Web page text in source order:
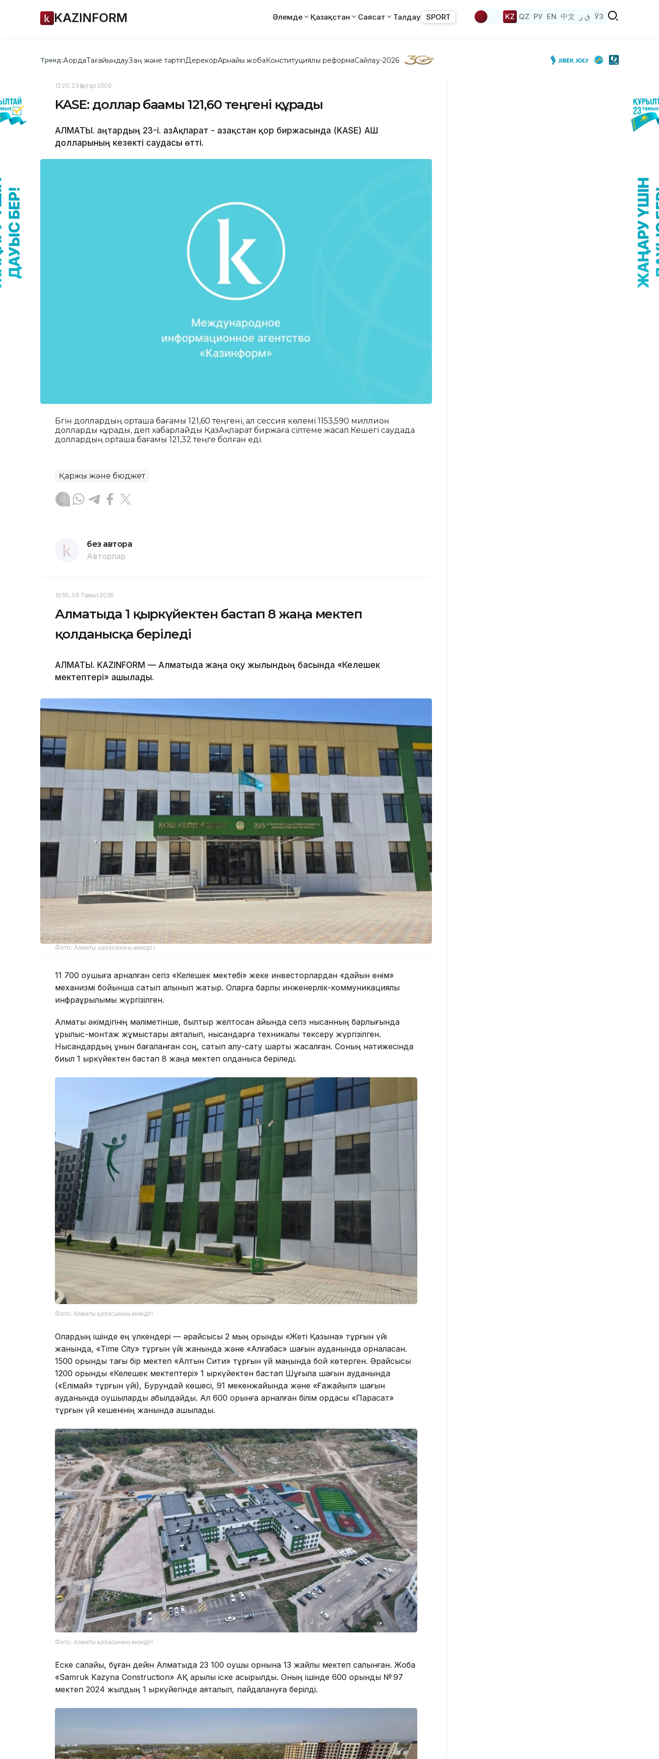
KAZINFORM Әлемде Қазақстан Саясат Талдау SPORT KZ QZ РУ EN 中文 ق ز ЎЗ
Тренд:АқордаТағайындауЗаң және тәртіпДерекқорАрнайы жобаКонституциялық реформаСайлау-2026
12:20, 23 Қаңтар 2009
KASE: доллар бағамы 121,60 теңгені құрады
АЛМАТЫ. Қаңтардың 23-і. ҚазАқпарат - Қазақстан қор биржасында (KASE) АҚШ
долларының кезекті саудасы өтті.
Бүгін доллардың орташа бағамы 121,60 теңгені, ал сессия көлемі 1153,590 миллион
долларды құрады, деп хабарлайды ҚазАқпарат биржаға сілтеме жасап.Кешегі саудада
доллардың орташа бағамы 121,32 теңге болған еді.
Қаржы және бюджет
без автора
Авторлар
16:55, 06 Тамыз 2026
Алматыда 1 қыркүйектен бастап 8 жаңа мектеп
қолданысқа беріледі
АЛМАТЫ. KAZINFORM — Алматыда жаңа оқу жылындың басында «Келешек
мектептері» ашылады.
Фото: Алматы қаласының әкімдігі
11 700 оқушыға арналған сегіз «Келешек мектебі» жеке инвесторлардан «дайын өнім»
механизмі бойынша сатып алынып жатыр. Оларға барлық инженерлік-коммуникациялық
инфрақұрылымы жүргізілген.
Алматы әкімдігінің мәліметінше, былтыр желтоқсан айында сегіз нысанның барлығында
құрылыс-монтаж жұмыстары аяқталып, нысандарға техникалық тексеру жүргізілген.
Нысандардың құнын бағаланған соң, сатып алу-сату шарты жасалған. Соның нәтижесінда
биыл 1 қыркүйектен бастап 8 жаңа мектеп қолданысқа беріледі.
Фото: Алматы қаласының әкімдігі
Олардың ішінде ең үлкендері — әрқайсысы 2 мың орындық «Жеті Қазына» тұрғын үйі
жанында, «Time City» тұрғын үйі жанында және «Алғабас» шағын ауданында орналасқан.
1500 орындық тағы бір мектеп «Алтын Сити» тұрғын үй маңында бой көтерген. Әрқайсысы
1200 орындық «Келешек мектептері» 1 қыркүйектен бастап Шұғыла шағын ауданында
(«Елімай» тұрғын үйі), Бурундай көшесі, 91 мекенжайында және «Ғажайып» шағын
ауданында оқушыларды қабылдайды. Ал 600 орынға арналған білім ордасы «Парасат»
тұрғын үй кешенінің жанында ашылады.
Фото: Алматы қаласының әкімдігі
Еске салайық, бұған дейін Алматыда 23 100 оқушы орнына 13 жайлы мектеп салынған. Жоба
«Samruk Kazyna Construction» АҚ арқылы іске асырылды. Оның ішінде 600 орындық № 97
мектеп 2024 жылдың 1 қыркүйегінде аяқталып, пайдалануға берілді.